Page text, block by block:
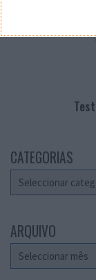
CATEGORIAS
Categorias
ARQUIVO
Arquivo